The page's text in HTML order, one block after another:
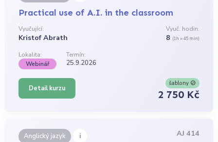
Practical use of A.I. in the classroom
Vyučující:
Kristof Abrath
Vyuč. hodin:
8 (1h = 45 min)
Lokalita:
Termín:
Webinář
25.9.2026
Detail kurzu
šablony
2 750 Kč
Anglický jazyk i AJ 414